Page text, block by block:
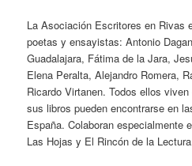
La Asociación Escritores en Rivas
poetas y ensayistas: Antonio
Guadalajara, Fátima de la Jara,
Elena Peralta, Alejandro Romera,
Ricardo Virtanen. Todos ellos
sus libros pueden encontrarse en
España. Colaboran especialmente
Las Hojas y El Rincón de la